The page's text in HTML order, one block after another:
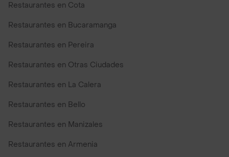
Restaurantes en Cota
Restaurantes en Bucaramanga
Restaurantes en Pereira
Restaurantes en Otras Ciudades
Restaurantes en La Calera
Restaurantes en Bello
Restaurantes en Manizales
Restaurantes en Armenia